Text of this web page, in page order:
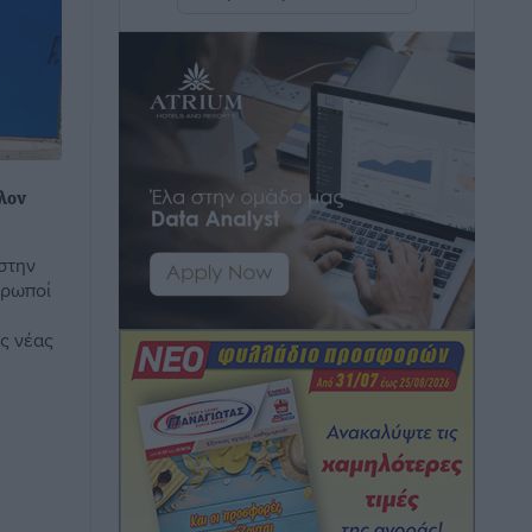
νέας
Rhodes Beyond Summer – Εκεί που το
καλοκαίρι είναι μόνο η αρχή
Τοπικές Ειδήσεις πριν 14 ώρες
Κικίλιας: Μειώθηκαν κατά 34% οι
μεταναστευτικές ροές στα θαλάσσια
σύνορα
Ειδήσεις πριν 14 ώρες
Κως: Γερμανός τουρίστας κέρδισε
αποζημίωση 900 ευρώ επειδή δεν
βρήκε ξαπλώστρες στις οικογενειακές
διακοπές του
Τοπικές Ειδήσεις• πριν 15 ώρες
Ο γεωεντοπισμός μέσω 112 «έσωσε»